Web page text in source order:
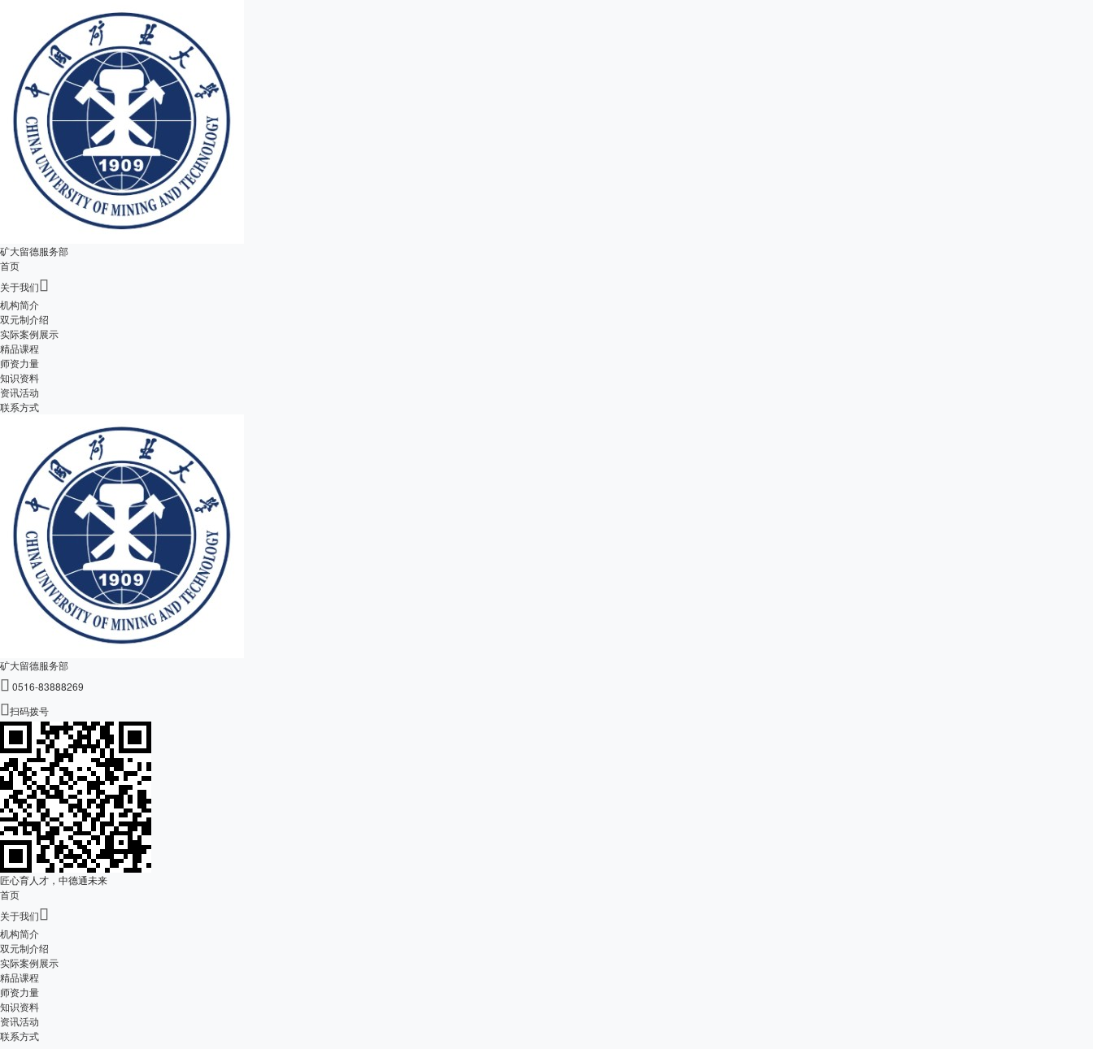
矿大留德服务部
首页
关于我们
机构简介
双元制介绍
实际案例展示
精品课程
师资力量
知识资料
资讯活动
联系方式
矿大留德服务部
 0516-83888269
扫码拨号
匠心育人才，中德通未来
首页
关于我们
机构简介
双元制介绍
实际案例展示
精品课程
师资力量
知识资料
资讯活动
联系方式